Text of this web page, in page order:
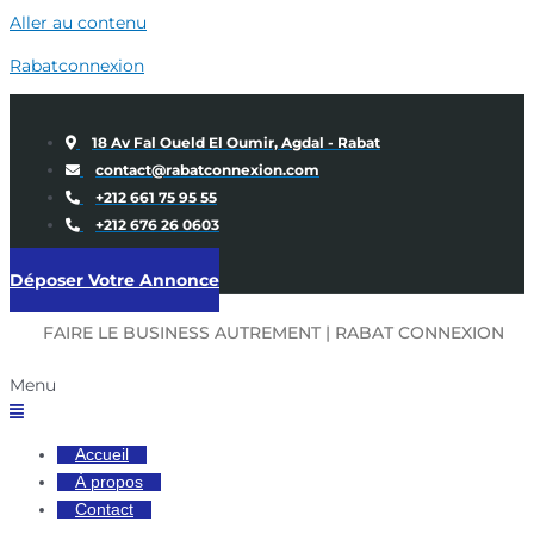
Aller au contenu
Rabatconnexion
18 Av Fal Oueld El Oumir, Agdal - Rabat
contact@rabatconnexion.com
+212 661 75 95 55
+212 676 26 0603
Déposer Votre Annonce
FAIRE LE BUSINESS AUTREMENT | RABAT CONNEXION
Menu
Accueil
À propos
Contact